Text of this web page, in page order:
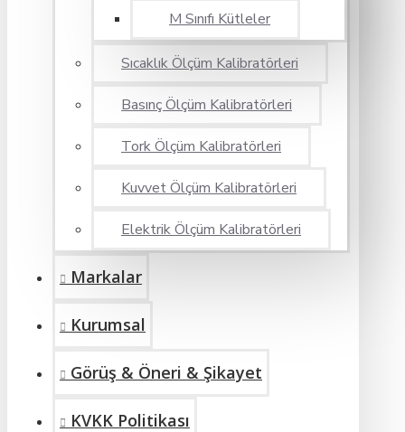
M Sınıfı Kütleler
Sıcaklık Ölçüm Kalibratörleri
Basınç Ölçüm Kalibratörleri
Tork Ölçüm Kalibratörleri
Kuvvet Ölçüm Kalibratörleri
Elektrik Ölçüm Kalibratörleri
Markalar
Kurumsal
Görüş & Öneri & Şikayet
KVKK Politikası